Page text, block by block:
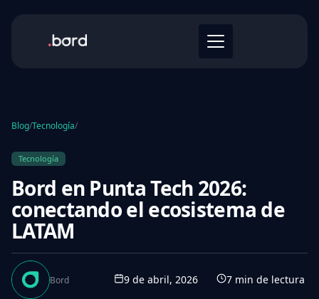
Blog/Tecnología/
Tecnología
Bord en Punta Tech 2026:
conectando el ecosistema de
LATAM
Bord 9 de abril, 2026 7 min de lectura